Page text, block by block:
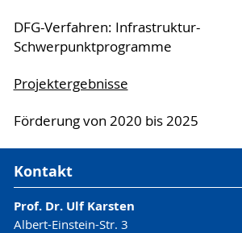
DFG-Verfahren: Infrastruktur-
Schwerpunktprogramme
Projektergebnisse
Förderung von 2020 bis 2025
Kontakt
Prof. Dr. Ulf Karsten
Albert-Einstein-Str. 3